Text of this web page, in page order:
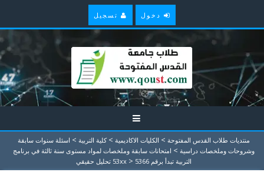
دخول تسجيل
منتديات طلاب القدس المفتوحة > الكليات الاكاديمية > كلية التربية > اسئلة سنوات سابقة
وشروحات وملخصات دراسية > امتحانات سابقة وملخصات لمواد مستوى سنة ثالثة في برنامج
التربية تبدأ برقم 53xx
> 5366 تحليل حقيقي